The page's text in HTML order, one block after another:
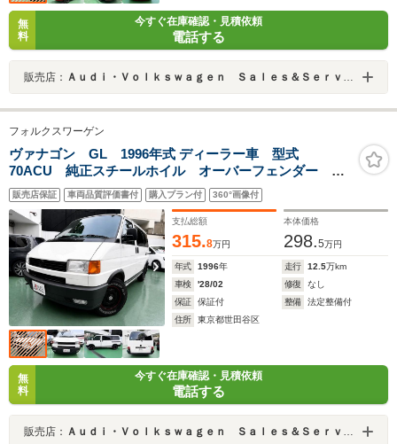
無
料
今すぐ在庫確認・見積依頼
電話する
販売店： Ａｕｄｉ・Ｖｏｌｋｓｗａｇｅｎ Ｓａｌｅｓ＆Ｓｅｒｖｉｃｅ 株式会社ユーロマチック
フォルクスワーゲン
ヴァナゴン GL 1996年式 ディーラー車 型式
70ACU 純正スチールホイル オーバーフェンダー ラ
プター塗装 オールテレイン 弊社メンテナス車 輛整備
渡し ナビ TV BT HDD DVD リアモニター バ
ックカメラ ETC
販売店保証 車両品質評価書付 購入プラン付 360°画像付
支払総額
315.8万円
本体価格
298.5万円
年式 1996年 走行 12.5万km
車検
'28/02 修復
なし
保証
保証付 整備
法定整備付
住所
東京都世田谷区
無
料
今すぐ在庫確認・見積依頼
電話する
販売店： Ａｕｄｉ・Ｖｏｌｋｓｗａｇｅｎ Ｓａｌｅｓ＆Ｓｅｒｖｉｃｅ 株式会社ユーロマチック